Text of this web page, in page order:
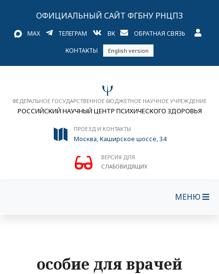
ОФИЦИАЛЬНЫЙ САЙТ ФГБНУ РНЦПЗ
MAX ТЕЛЕГРАМ ВК ОБРАТНАЯ СВЯЗЬ
КОНТАКТЫ English version
ФЕДЕРАЛЬНОЕ ГОСУДАРСТВЕННОЕ БЮДЖЕТНОЕ НАУЧНОЕ УЧРЕЖДЕНИЕ
РОССИЙСКИЙ НАУЧНЫЙ ЦЕНТР ПСИХИЧЕСКОГО ЗДОРОВЬЯ
ПРОЕЗД И КОНТАКТЫ
Москва, Каширское шоссе, 34
ВЕРСИЯ ДЛЯ
СЛАБОВИДЯЩИХ
МЕНЮ
особие для врачей